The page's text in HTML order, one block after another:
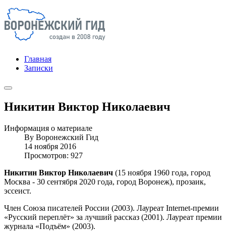
Главная
Записки
Никитин Виктор Николаевич
Информация о материале
By Воронежский Гид
14 ноября 2016
Просмотров: 927
Никитин Виктор Николаевич (15 ноября 1960 года, город
Москва - 30 сентября 2020 года, город Воронеж), прозаик,
эссеист.
Член Союза писателей России (2003). Лауреат Internet-премии
«Русский переплёт» за лучший рассказ (2001). Лауреат премии
журнала «Подъём» (2003).